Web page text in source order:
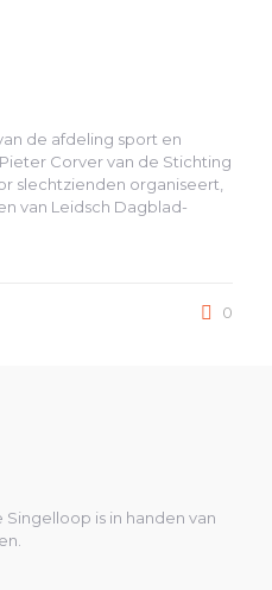
de afdeling sport en
Corver van de Stichting
slechtzienden organiseert,
van Leidsch Dagblad-
0
is in handen van